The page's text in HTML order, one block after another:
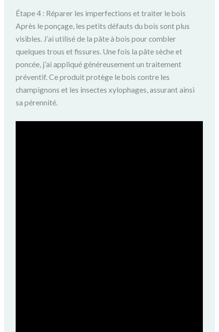
Étape 4 : Réparer les imperfections et traiter le bois
Après le ponçage, les petits défauts du bois sont plus
visibles. J’ai utilisé de la pâte à bois pour combler
quelques trous et fissures. Une fois la pâte sèche et
poncée, j’ai appliqué généreusement un traitement
préventif. Ce produit protège le bois contre les
champignons et les insectes xylophages, assurant ainsi
sa pérennité.